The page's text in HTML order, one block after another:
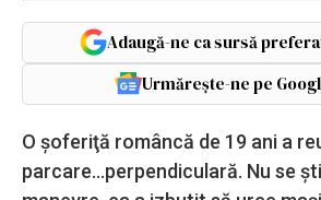
Adaugă-ne ca sursă
Urmărește-ne pe
O şoferiţă româncă de 19 ani a
parcare...perpendiculară. Nu se